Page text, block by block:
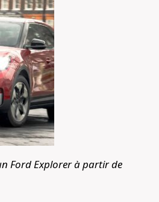
Ford Explorer à partir de